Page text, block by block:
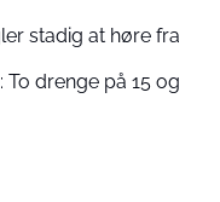
stadig at høre fra
drenge på 15 og